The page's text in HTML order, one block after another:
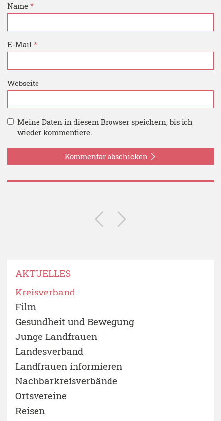
Name *
E-Mail *
Webseite
Meine Daten in diesem Browser speichern, bis ich
wieder kommentiere.
Kommentar abschicken
AKTUELLES
Kreisverband
Film
Gesundheit und Bewegung
Junge Landfrauen
Landesverband
Landfrauen informieren
Nachbarkreisverbände
Ortsvereine
Reisen